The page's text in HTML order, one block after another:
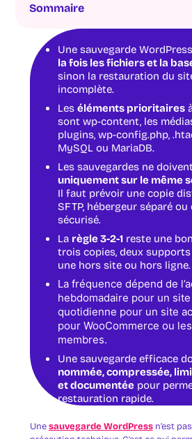
Une sauvegarde
la fois les fichiers et la
sinon la restauration du
incomplète.
Les éléments prioritaires
sont wp-content, les
plugins, wp-config.php,
MySQL ou MariaDB.
Les sauvegardes ne doivent
uniquement sur le même
Il faut prévoir une copie
SFTP, hébergeur séparé
sécurisé.
La règle 3-2-1reste une
trois copies, deux
une hors site ou hors ligne.
La fréquence dépend de
hebdomadaire pour un
quotidienne pour un site
pour WooCommerce ou
membres.
Une sauvegarde efficace
nommée, compressée,
et documentée pour
restauration rapide.
Unesauvegarde WordPressn’est
Sommaire